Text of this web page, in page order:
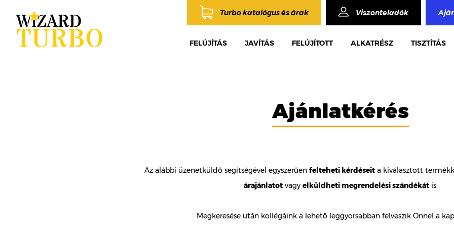
Turbo katalógus és árak Viszonteladók
FELÚJÍTÁS JAVÍTÁS FELÚJÍTOTT ALKATRÉSZ TISZTÍTÁS
Ajánlatkérés
Az alábbi üzenetküldő segítségével egyszerűen felteheti kérdéseit a kiválasztott
árajánlatotvagy elküldheti megrendelési szándékátis.
Megkeresése után kollégáink a lehető leggyorsabban felveszik Önnel a